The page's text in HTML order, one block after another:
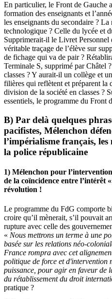
En particulier, le Front de Gauche
formation des enseignants et
les enseignants du secondaire ?
technologique ? Celle du lycée et
Supprimerait-il le Livret Personnel
véritable traçage de l’élève sur
de fichage qui va de pair ?
Terminale S, supprimé par Châtel
classes ? Y aurait-il un collège et
filières qui reflètent et préparent la
division de la société en classes ?
essentiels, le programme du Front
B) Par delà quelques
pacifistes, Mélenchon
l’impérialisme français,
la police républicaine
1) Mélenchon pour
de la coïncidence entre l’intérêt
révolution !
Le programme du FdG comporte
croire qu’il mènerait, s’il pouvait
rupture avec celle des
« Nous mettrons un terme à une
basée sur les relations néo-
France rompra avec cet
politique de force et d'intervention
puissance , pour agir en faveur de
du rétablissement du droit
pratique ?